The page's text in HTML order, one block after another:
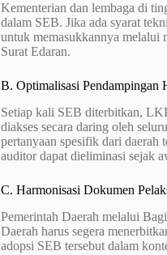
Kementerian dan lembaga di
dalam SEB. Jika ada syarat
untuk memasukkannya melalui
Surat Edaran.
B. Optimalisasi Pendampingan
Setiap kali SEB diterbitkan,
diakses secara daring oleh
pertanyaan spesifik dari daerah
auditor dapat dieliminasi sejak
C. Harmonisasi Dokumen
Pemerintah Daerah melalui
Daerah harus segera
adopsi SEB tersebut dalam